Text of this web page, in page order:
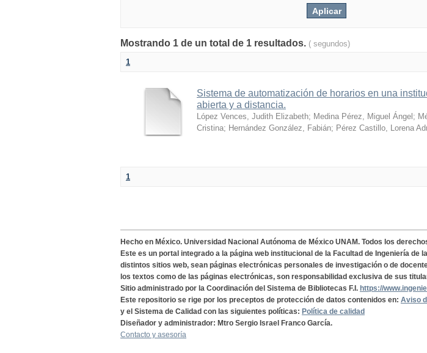
Mostrando 1 de un total de 1 resultados. ( segundos)
1
Sistema de automatización de horarios en una
abierta y a distancia.
López Vences, Judith Elizabeth; Medina Pérez, Miguel Ángel ;
Cristina; Hernández González, Fabián; Pérez Castillo, Lorena
1
Hecho en México. Universidad Nacional Autónoma de México UNAM. Todos los
Este es un portal integrado a la página web institucional de la Facultad de Ingeniería
distintos sitios web, sean páginas electrónicas personales de investigación o de
los textos como de las páginas electrónicas, son responsabilidad exclusiva de sus
Sitio administrado por la Coordinación del Sistema de Bibliotecas F.I. https://
Este repositorio se rige por los preceptos de protección de datos contenidos en: Aviso
y el Sistema de Calidad con las siguientes políticas: Política de calidad
Diseñador y administrador: Mtro Sergio Israel Franco García.
Contacto y asesoría